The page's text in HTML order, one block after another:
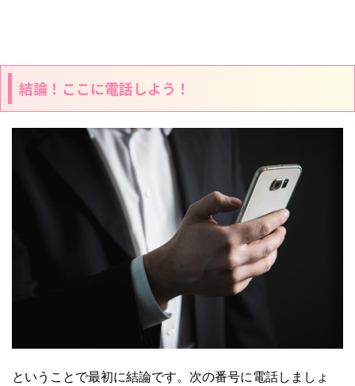
結論！ここに電話しよう！
ということで最初に結論です。次の番号に電話しましょ